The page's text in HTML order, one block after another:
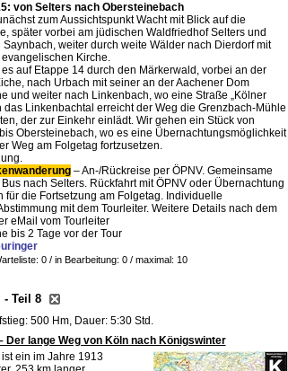
von Selters nach Obersteinebach
zum Aussichtspunkt Wacht mit Blick auf die
später vorbei am jüdischen Waldfriedhof Selters und
weiter durch weite Wälder nach Dierdorf mit
Kirche.
auf Etappe 14 durch den Märkerwald, vorbei an der
nach Urbach mit seiner an der Aachener Dom
und weiter nach Linkenbach, wo eine Straße „Kölner
das Linkenbachtal erreicht der Weg die Grenzbach-Mühle
der zur Einkehr einlädt. Wir gehen ein Stück von
Obersteinebach, wo es eine Übernachtungsmöglichkeit
Weg am Folgetag fortzusetzen.
– An-/Rückreise per ÖPNV. Gemeinsame
nach Selters. Rückfahrt mit ÖPNV oder Übernachtung
für die Fortsetzung am Folgetag. Individuelle
mit dem Tourleiter. Weitere Details nach dem
eMail vom Tourleiter
bis 2 Tage vor der Tour
0 / in Bearbeitung: 0 / maximal: 10
- Teil 8
500 Hm, Dauer: 5:30 Std.
Der lange Weg von Köln nach Königswinter
ist ein im Jahre 1913